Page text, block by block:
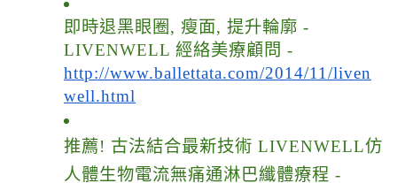
即時退黑眼圈, 瘦面, 提升輪廓 -
LIVENWELL 經絡美療顧問 -
http://www.ballettata.com/2014/11/liven
well.html
推薦! 古法結合最新技術 LIVENWELL仿
人體生物電流無痛通淋巴纖體療程 -